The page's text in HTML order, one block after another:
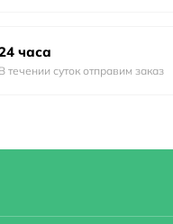
характеристики
часа
В течении суток отправим заказ